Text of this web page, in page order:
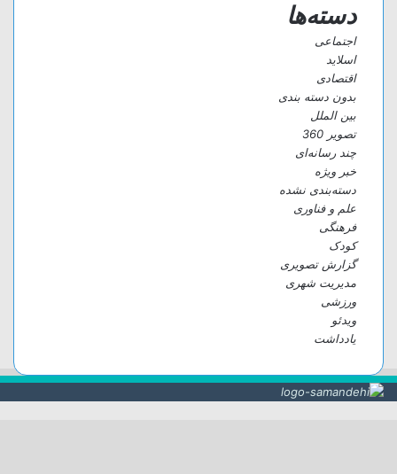
دسته‌ها
اجتماعی
اسلاید
اقتصادی
بدون دسته بندی
بین الملل
تصویر 360
چند رسانه‌ای
خبر ویژه
دسته‌بندی نشده
علم و فناوری
فرهنگی
کودک
گزارش تصویری
مدیریت شهری
ورزشی
ویدئو
یادداشت